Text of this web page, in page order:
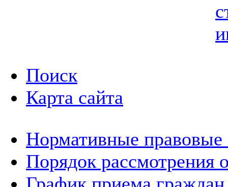
Поиск
Карта сайта
Нормативные правовые
Порядок рассмотрения